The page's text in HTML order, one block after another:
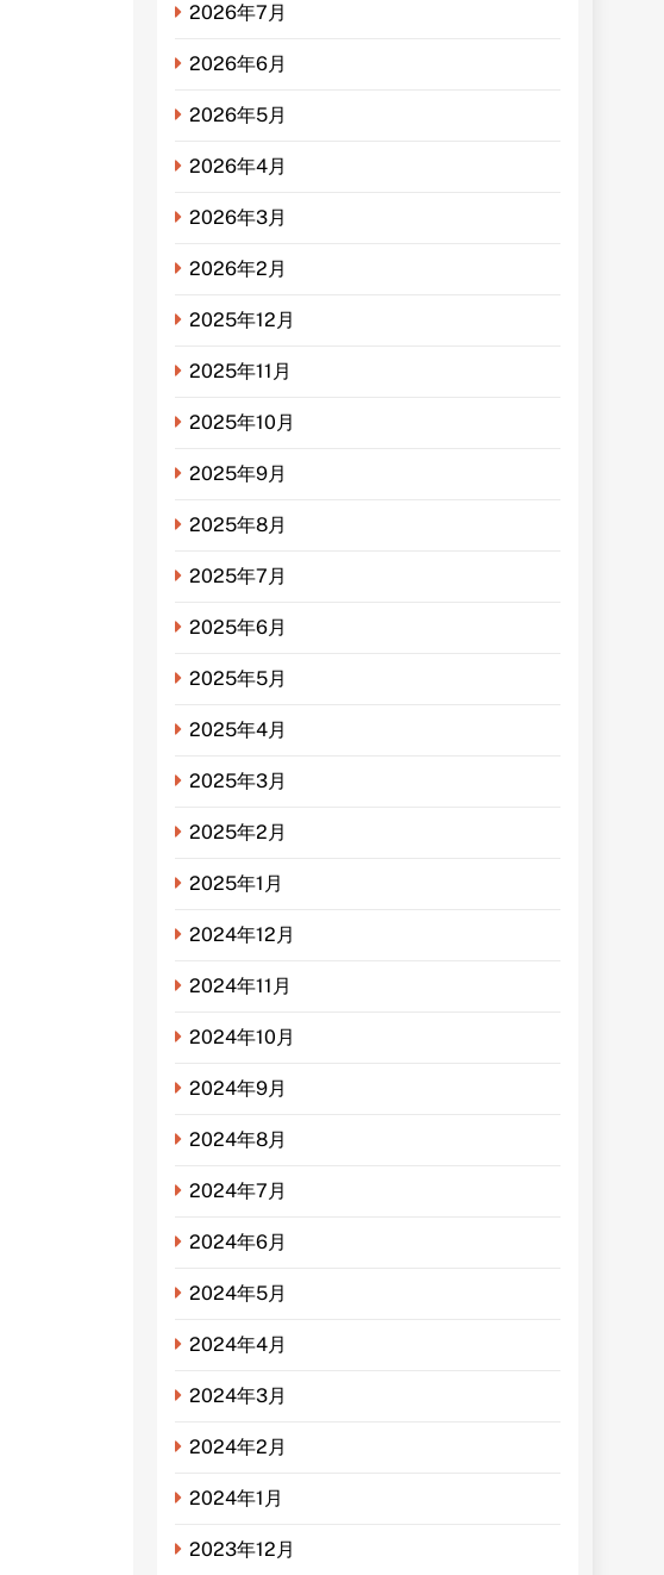
2026年7月
2026年6月
2026年5月
2026年4月
2026年3月
2026年2月
2025年12月
2025年11月
2025年10月
2025年9月
2025年8月
2025年7月
2025年6月
2025年5月
2025年4月
2025年3月
2025年2月
2025年1月
2024年12月
2024年11月
2024年10月
2024年9月
2024年8月
2024年7月
2024年6月
2024年5月
2024年4月
2024年3月
2024年2月
2024年1月
2023年12月